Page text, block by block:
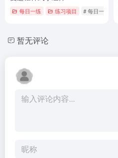
每日一练 练习项目 # 每日一练
暂无评论